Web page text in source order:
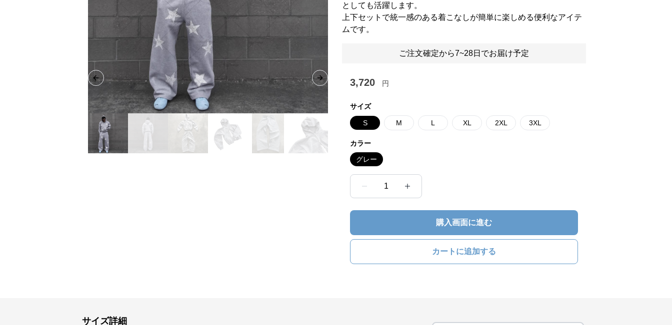
Previous slide Next slide
としても活躍します。
上下セットで統一感のある着こなしが簡単に楽しめる便利なアイテ
ムです。
ご注文確定から7~28日でお届け予定
3,720 円
サイズ
S M L XL 2XL 3XL
カラー
グレー
1
購入画面に進む
カートに追加する
サイズ詳細